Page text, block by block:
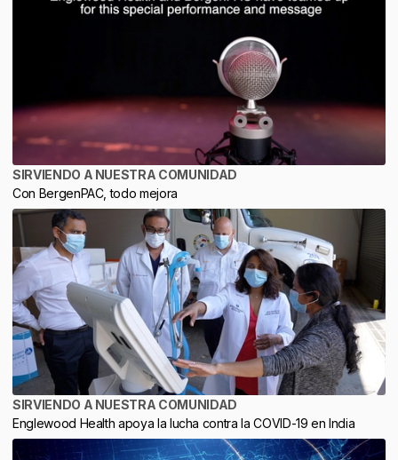
SIRVIENDO A NUESTRA COMUNIDAD
Con BergenPAC, todo mejora
SIRVIENDO A NUESTRA COMUNIDAD
Englewood Health apoya la lucha contra la COVID-19 en India